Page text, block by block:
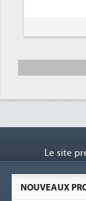
Le site
NOUVEAUX